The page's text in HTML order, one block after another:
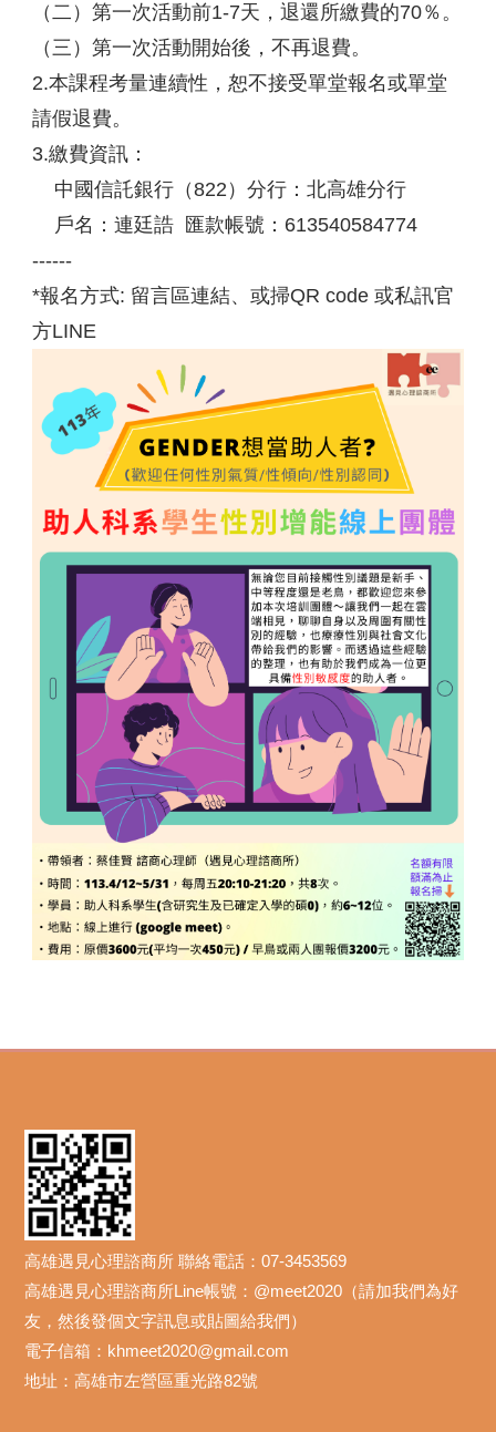
（二）第一次活動前1-7天，退還所繳費的70％。
（三）第一次活動開始後，不再退費。
2.本課程考量連續性，恕不接受單堂報名或單堂
請假退費。
3.繳費資訊：
中國信託銀行（822）分行：北高雄分行
戶名：連廷誥 匯款帳號：613540584774
------
*報名方式: 留言區連結、或掃QR code 或私訊官
方LINE
高雄遇見心理諮商所 聯絡電話：07-3453569
高雄遇見心理諮商所Line帳號：@meet2020（請加我們為好
友，然後發個文字訊息或貼圖給我們）
電子信箱：khmeet2020@gmail.com
地址：高雄市左營區重光路82號